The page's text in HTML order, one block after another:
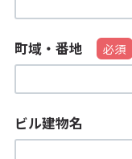
町域・番地
ビル建物名